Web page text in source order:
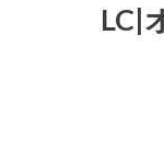
LC|